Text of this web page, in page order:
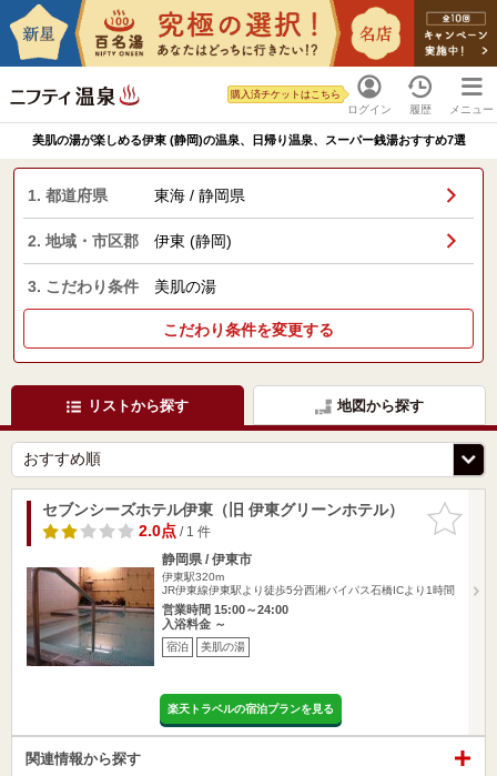
ログイン
購入済チケットはこちら
履歴 メニュー
美肌の湯が楽しめる伊東 (静岡)の温泉、日帰り温泉、スーパー銭湯おすすめ7選
1. 都道府県 東海 / 静岡県
2. 地域・市区郡 伊東 (静岡)
3. こだわり条件 美肌の湯
こだわり条件を変更する
リストから探す 地図から探す
お気に入
りに追加
セブンシーズホテル伊東（旧 伊東グリーンホテル）
2.0点/ 1 件
静岡県 / 伊東市
伊東駅320m
JR伊東線伊東駅より徒歩5分西湘バイパス石橋ICより1時間
営業時間 15:00～24:00
入浴料金 ～
宿泊 美肌の湯
楽天トラベルの宿泊プランを見る
関連情報から探す